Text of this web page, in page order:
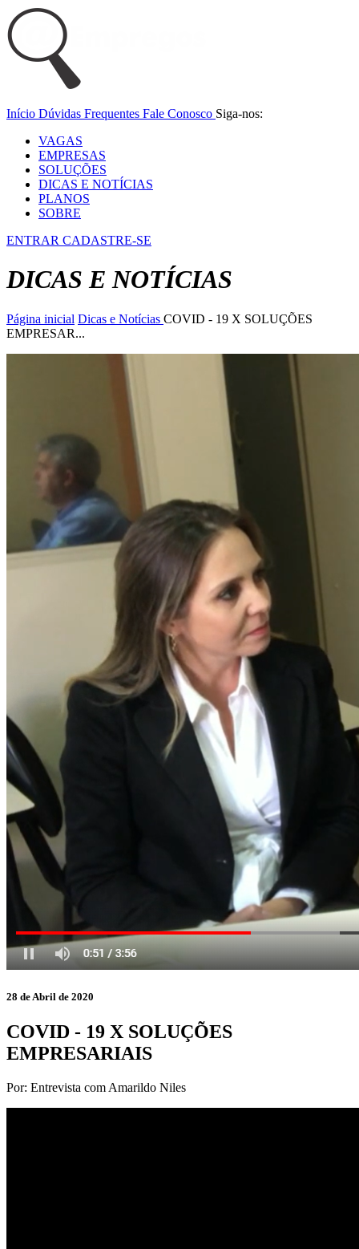
Início Dúvidas Frequentes Fale Conosco Siga-nos:
VAGAS
EMPRESAS
SOLUÇÕES
DICAS E NOTÍCIAS
PLANOS
SOBRE
ENTRAR CADASTRE-SE
DICAS E NOTÍCIAS
Página inicial Dicas e Notícias COVID - 19 X SOLUÇÕES
EMPRESAR...
28 de Abril de 2020
COVID - 19 X SOLUÇÕES
EMPRESARIAIS
Por: Entrevista com Amarildo Niles